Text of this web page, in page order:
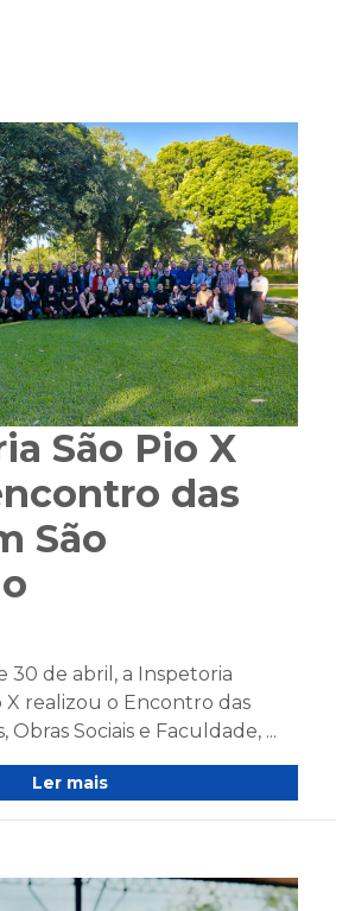
São Pio X
das
São
30 de abril, a Inspetoria
X realizou o Encontro das
Obras Sociais e Faculdade, ...
Ler mais